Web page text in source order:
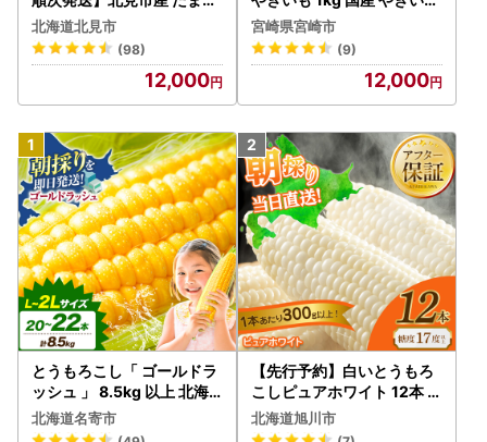
ぎとじゃがいもセット 約15
kg ( 野菜 たまねぎ 玉ねぎ
タマネギ 玉葱 ジャガイモ
じゃがいも 北海道 セット
ふるさと納税 )【002-001
北海道北見市
(98)
12,000
焼き芋 さつまいも 芋 おい
も 冷凍 さざん華 糖度 甘い
クリーミー 自然解凍 電子レ
ンジ レンジ スイーツ デザ
ート グルメ ギフト お取り
宮崎県宮崎市
(9)
12,000
とうもろこし「 ゴールドラ
ッシュ 」 8.5kg 以上 北海
道 名寄 スイートコーン
北海道名寄市
【先行予約】白いとうもろ
こしピュアホワイト 12本 3.
6kg（2026年8月下旬から
発送開始） とうもろこし
北海道旭川市